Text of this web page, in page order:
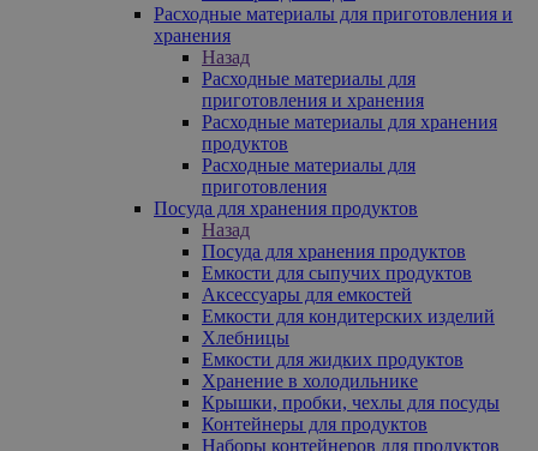
Расходные материалы для приготовления и
хранения
Назад
Расходные материалы для
приготовления и хранения
Расходные материалы для хранения
продуктов
Расходные материалы для
приготовления
Посуда для хранения продуктов
Назад
Посуда для хранения продуктов
Емкости для сыпучих продуктов
Аксессуары для емкостей
Емкости для кондитерских изделий
Хлебницы
Емкости для жидких продуктов
Хранение в холодильнике
Крышки, пробки, чехлы для посуды
Контейнеры для продуктов
Наборы контейнеров для продуктов